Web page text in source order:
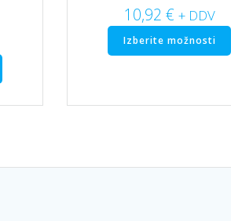
Ta
izdelek
ima
10,92 € + DDV
Izberite možnosti